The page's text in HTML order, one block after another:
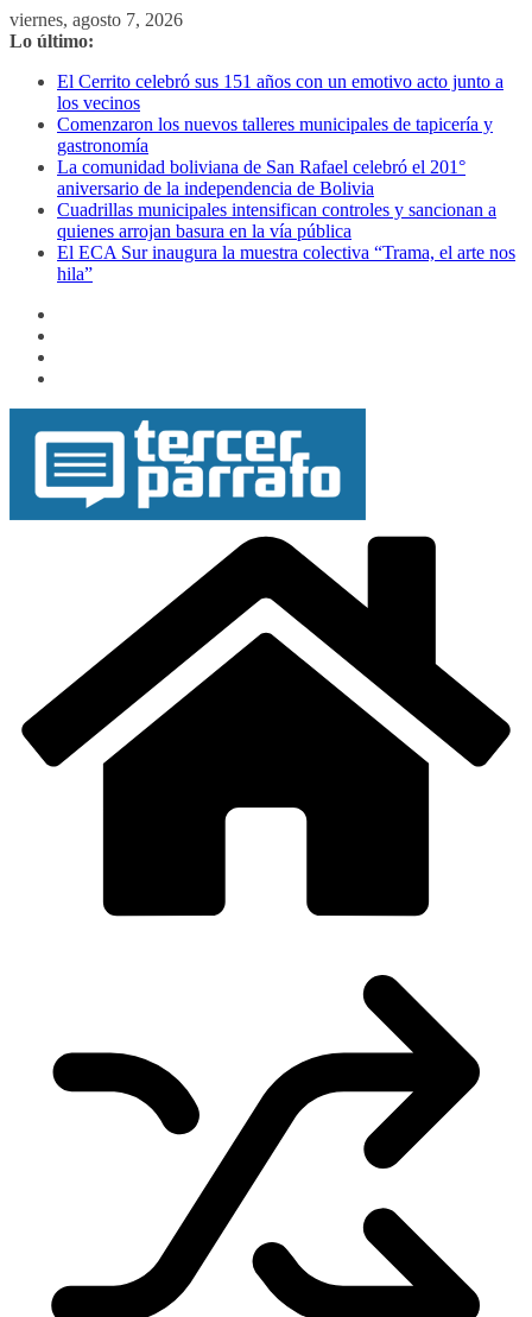
Saltar
al
viernes, agosto 7, 2026
Lo último:
El Cerrito celebró sus 151 años con un emotivo acto junto a
los vecinos
Comenzaron los nuevos talleres municipales de tapicería y
gastronomía
La comunidad boliviana de San Rafael celebró el 201°
aniversario de la independencia de Bolivia
Cuadrillas municipales intensifican controles y sancionan a
quienes arrojan basura en la vía pública
El ECA Sur inaugura la muestra colectiva “Trama, el arte nos
hila”